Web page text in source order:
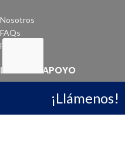
Nosotros
FAQs
Facturación
LINKS DE APOYO
Noms
¡Llámenos!